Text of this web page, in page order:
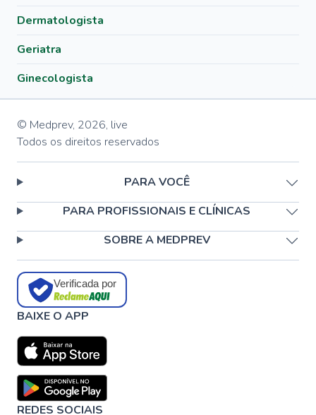
Dermatologista
Geriatra
Ginecologista
© Medprev, 2026, live
Todos os direitos reservados
PARA VOCÊ
PARA PROFISSIONAIS E CLÍNICAS
SOBRE A MEDPREV
Verificada por
BAIXE O APP
REDES SOCIAIS